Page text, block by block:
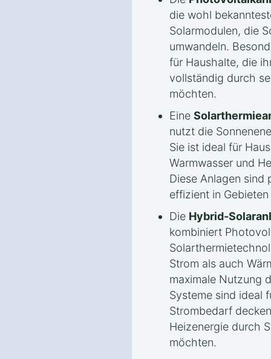
die wohl
Solarmodulen, die
umwandeln.
für Haushalte, die
vollständig durch
möchten.
Eine
nutzt die
Sie ist ideal für
Warmwasser und
Diese Anlagen sind
effizient in
Die Hybrid-
kombiniert
Strom als auch
maximale Nutzung
Systeme sind ideal
Strombedarf
Heizenergie durch
möchten.